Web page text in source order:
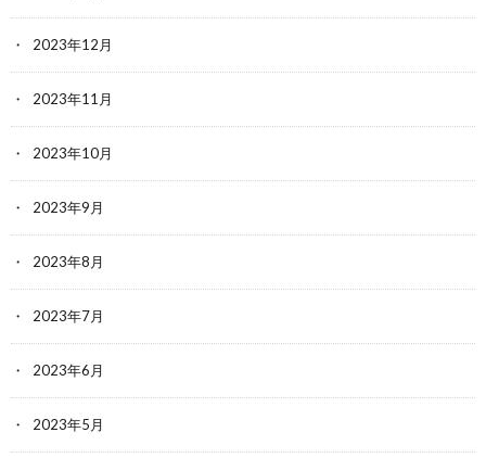
2023年12月
2023年11月
2023年10月
2023年9月
2023年8月
2023年7月
2023年6月
2023年5月